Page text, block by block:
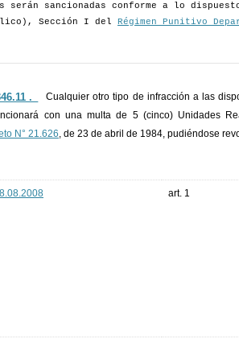
serán sancionadas conforme a lo
Sección I del
Régimen Punitivo
._
Cualquier otro tipo de infracción a las
con una multa de 5 (cinco) Unidades
N° 21.626, de 23 de abril de 1984, pudiéndose
art. 1